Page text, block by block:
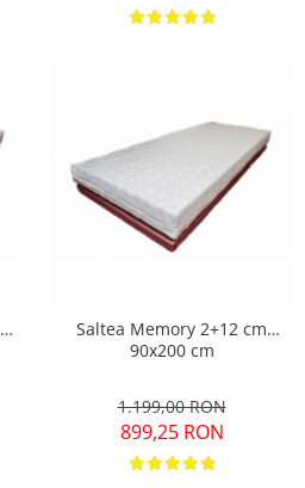
Saltea Memory 2+12 cm
90x200 cm
1.199,00 RON
899,25 RON